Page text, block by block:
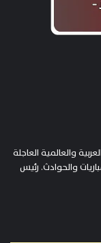
والعالمية العاجلة
والحوادث. رئيس